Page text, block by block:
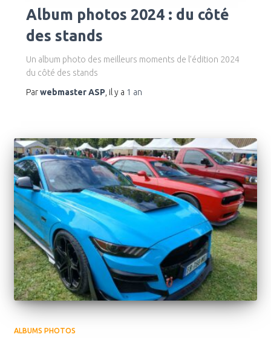
Album photos 2024 : du côté
des stands
Un album photo des meilleurs moments de l’édition 2024
du côté des stands
Parwebmaster ASP , il y a 1 an
ALBUMS PHOTOS